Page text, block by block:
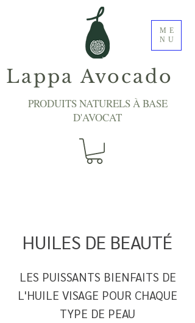
ME
NU
Lappa Avocado
PRODUITS NATURELS À BASE
D'AVOCAT
HUILES DE BEAUTÉ
LES PUISSANTS BIENFAITS DE
L'HUILE VISAGE POUR CHAQUE
TYPE DE PEAU